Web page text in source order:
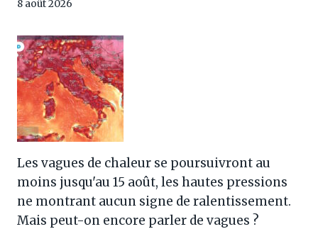
8 août 2026
Les vagues de chaleur se poursuivront au
moins jusqu'au 15 août, les hautes pressions
ne montrant aucun signe de ralentissement.
Mais peut-on encore parler de vagues ?